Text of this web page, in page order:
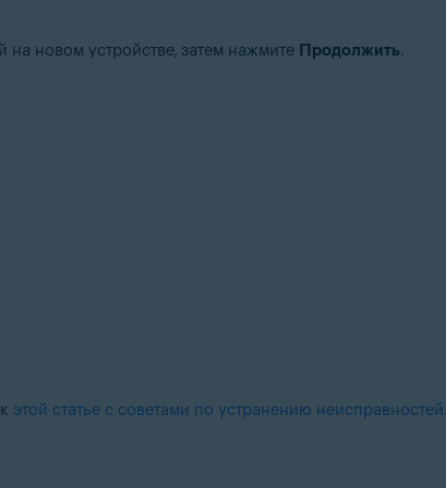
на новом устройстве, затем нажмите Продолжить.
этой статье с советами по устранению неисправностей